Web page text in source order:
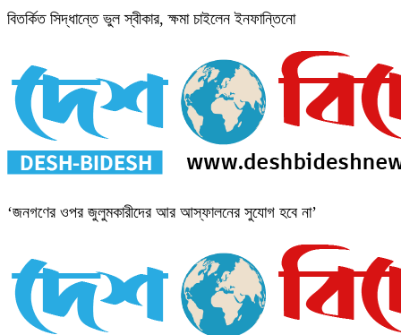
বিতর্কিত সিদ্ধান্তে ভুল স্বীকার, ক্ষমা চাইলেন ইনফান্তিনো
‘জনগণের ওপর জুলুমকারীদের আর আস্ফালনের সুযোগ হবে না’